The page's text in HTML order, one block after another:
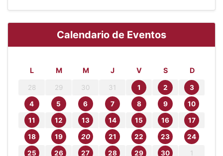
Calendario de Eventos
L M M J V S D
28 29 30 31 1 2 3
4 5 6 7 8 9 10
11 12 13 14 15 16 17
18 19 20 21 22 23 24
25 26 27 28 29 30 1